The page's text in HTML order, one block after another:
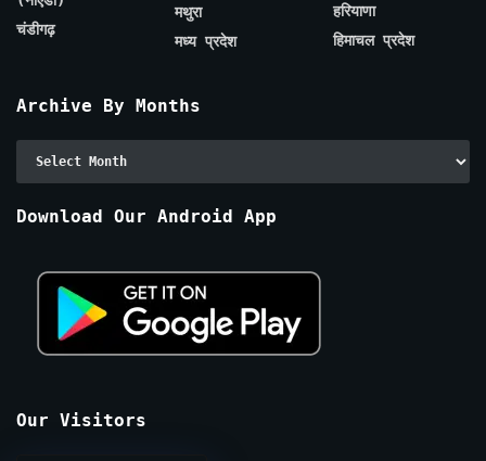
चंडीगढ़
मथुरा
मध्य प्रदेश
हरियाणा
हिमाचल प्रदेश
Archive By Months
Download Our Android App
Our Visitors